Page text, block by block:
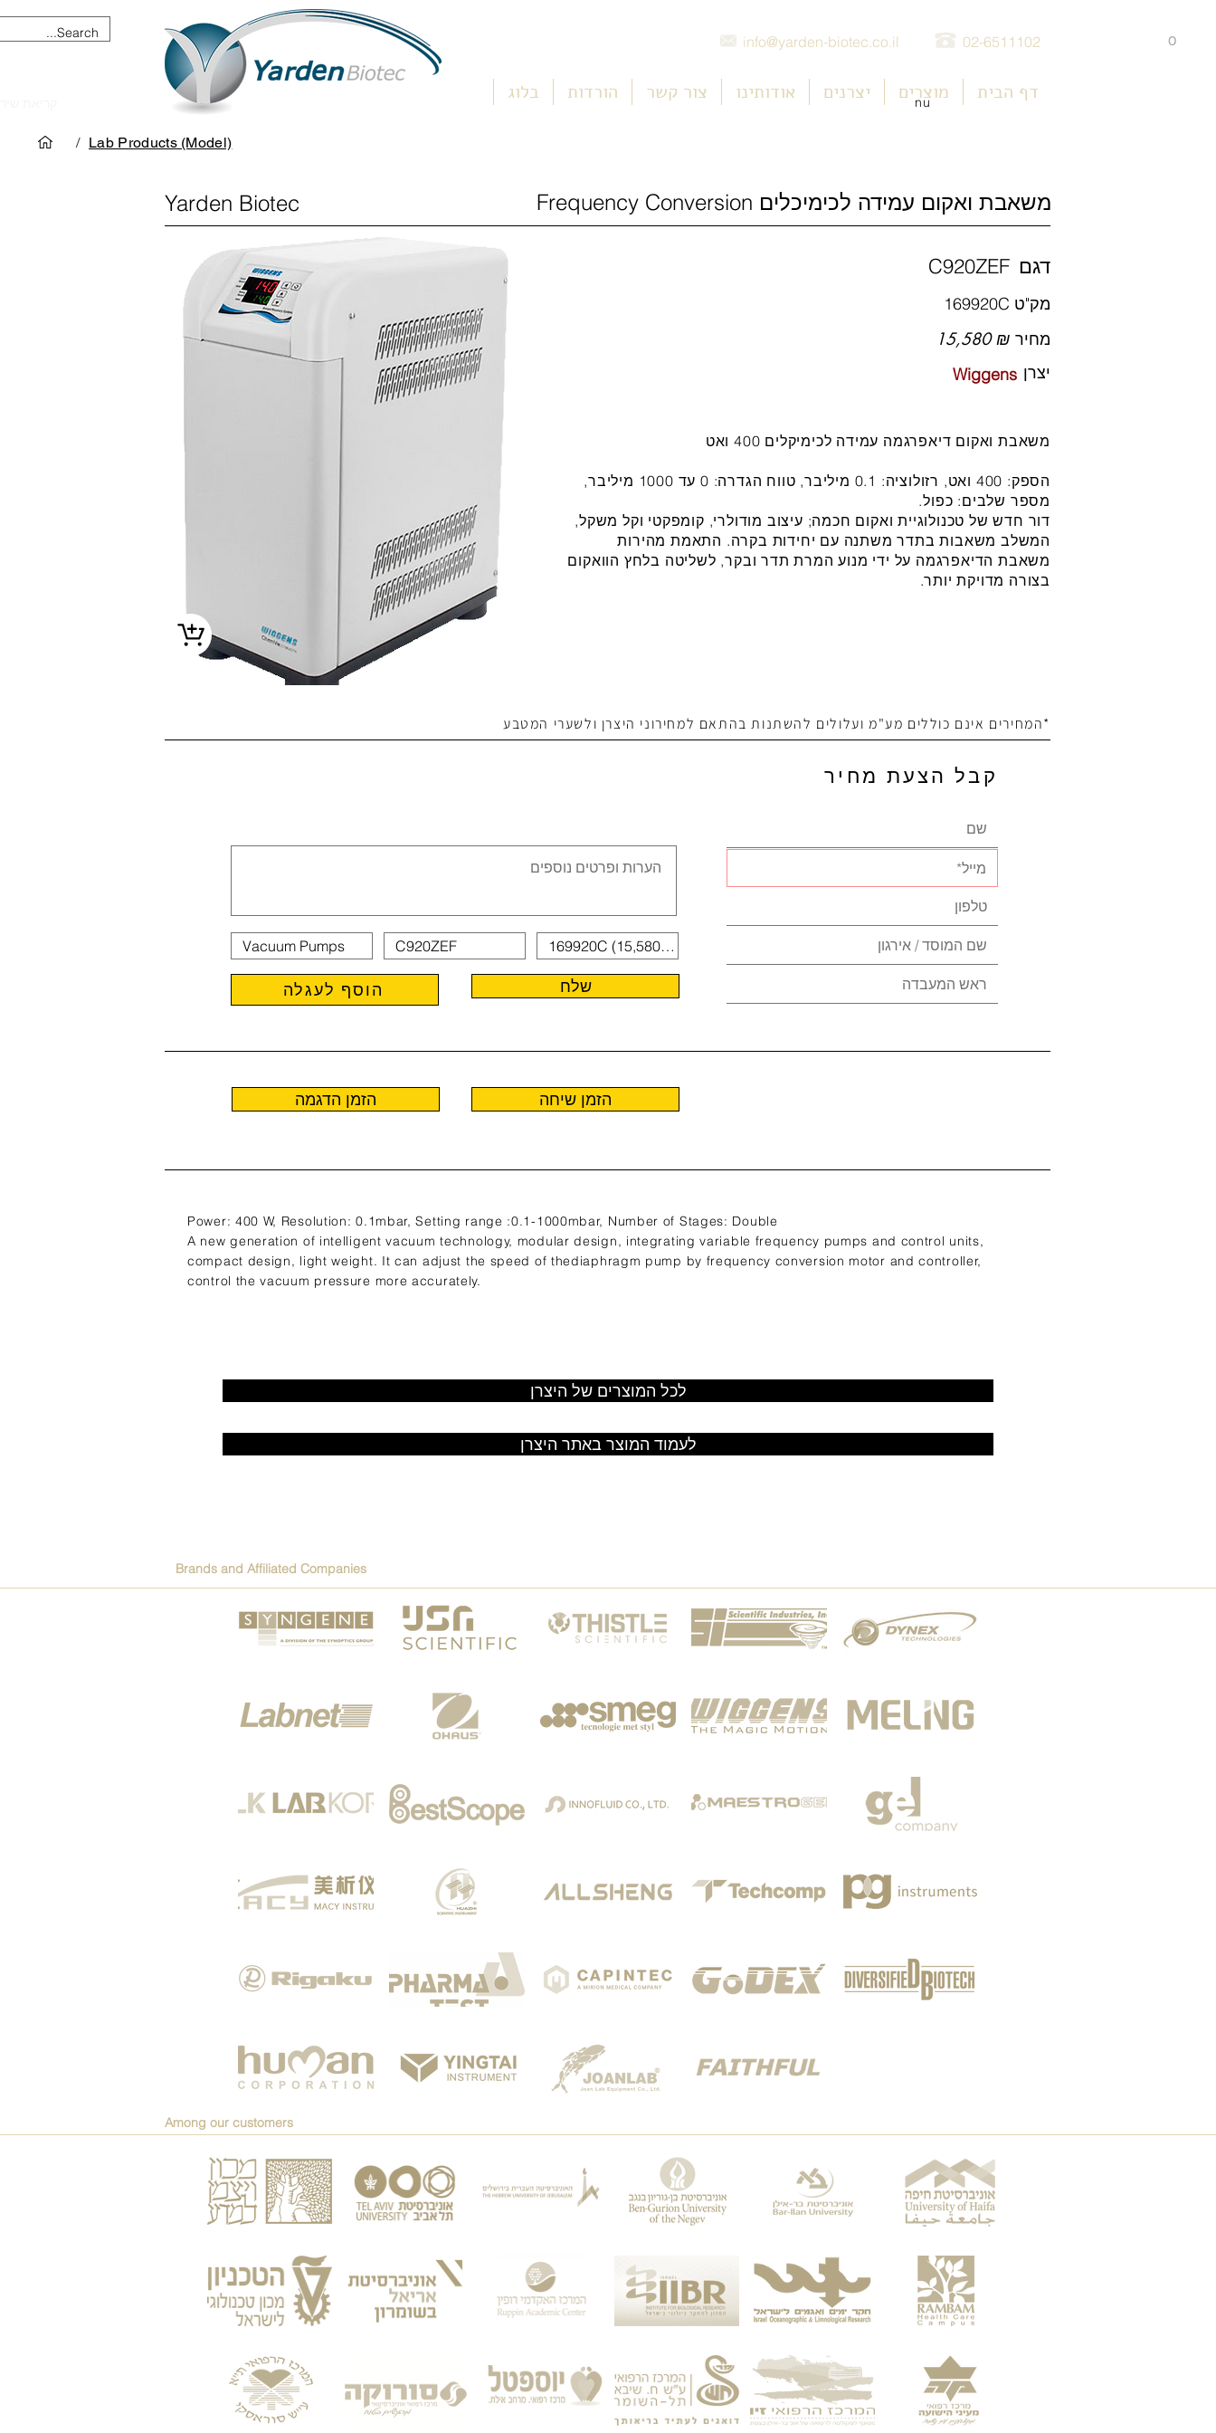
info@yarden-biotec.co.il 02-6511102
דף הבית מוצרים יצרנים אודותינו צור קשר הורדות בלוג nu
0
/ Lab Products (Model)
Yarden Biotec משאבת ואקום עמידה לכימיכלים Frequency Conversion
C920ZEF דגם
מק"ט 169920C
15,580 ₪ מחיר
Wiggens יצרן
משאבת ואקום דיאפרגמה עמידה לכימיקלים 400 ואט
הספק: 400 ואט, רזולוציה: 0.1 מיליבר, טווח הגדרה: 0 עד 1000 מיליבר,
מספר שלבים: כפול.
דור חדש של טכנולוגיית ואקום חכמה; עיצוב מודולרי, קומפקטי וקל משקל,
המשלב משאבות בתדר משתנה עם יחידות בקרה. התאמת מהירות
משאבת הדיאפרגמה על ידי מנוע המרת תדר ובקר, לשליטה בלחץ הוואקום
בצורה מדויקת יותר.
*המחירים אינם כוללים מע"מ ועלולים להשתנות בהתאם למחירוני היצרן ולשערי המטבע
קבל הצעת מחיר
הוסף לעגלה שלח
הזמן הדגמה הזמן שיחה
Power: 400 W, Resolution: 0.1mbar, Setting range :0.1-1000mbar, Number of Stages: Double
A new generation of intelligent vacuum technology, modular design, integrating variable frequency pumps and control units,
compact design, light weight. It can adjust the speed of thediaphragm pump by frequency conversion motor and controller,
control the vacuum pressure more accurately.
לכל המוצרים של היצרן
לעמוד המוצר באתר היצרן
Brands and Affiliated Companies
Among our customers